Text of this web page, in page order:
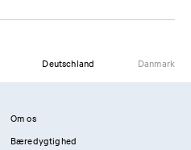
Deutschland Danmark
Om os
Bæredygtighed